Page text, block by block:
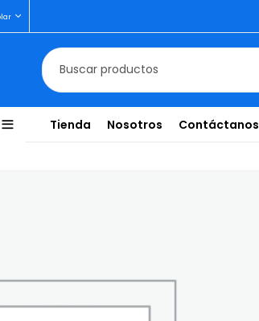
Tienda Nosotros Contáctanos